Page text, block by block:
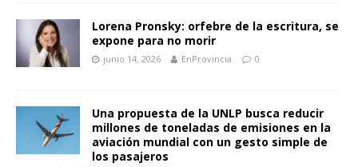
Lorena Pronsky: orfebre de la escritura, se
expone para no morir
junio 14, 2026 EnProvincia 0
Una propuesta de la UNLP busca reducir
millones de toneladas de emisiones en la
aviación mundial con un gesto simple de
los pasajeros